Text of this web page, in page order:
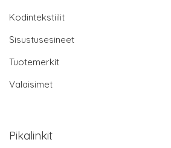
Kodintekstiilit
Sisustusesineet
Tuotemerkit
Valaisimet
Pikalinkit